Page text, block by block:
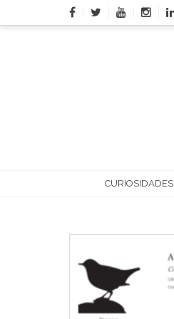
to
CURIOSIDADES